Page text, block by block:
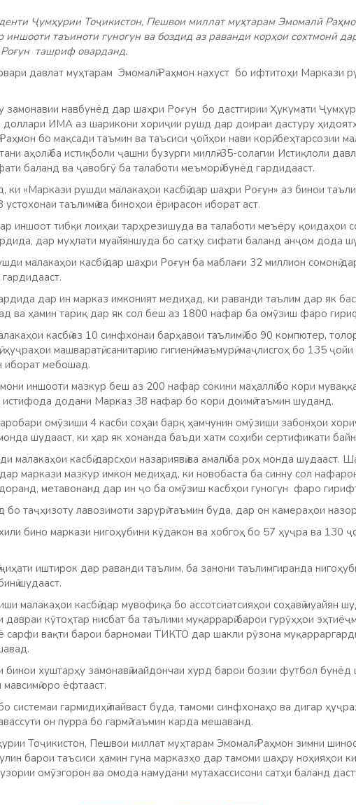
Ҷумҳурии Тоҷикистон, Пешвои миллат муҳтарам Эмомалӣ
иншооти таъиноти гуногун ва боздид аз раванди корҳои сохтмонӣ
Роғун ташриф оварданд.
давлат муҳтарам Эмомалӣ Раҳмон нахуст бо ифтитоҳи Маркази
замонавии навбунёд дар шаҳри Роғун бо дастгирии Ҳукумати
доллари ИМА аз шарикони хориҷии рушд дар доираи дастуру
бо мақсади таъмин ва таъсиси ҷойҳои нави корӣ, беҳтарсозии
аҳолӣ ба истиқболи ҷашни бузурги миллӣ-35-солагии Истиқлоли
баланд ва ҷавобгӯ ба талаботи меъморӣ бунёд гардидааст.
«Маркази рушди малакаҳои касбӣ дар шаҳри Роғун» аз бинои
таълимӣ ва биноҳои ёрирасон иборат аст.
иншоот тибқи лоиҳаи тарҳрезишуда ва талаботи меъёру қоидаҳои
дар муҳлати муайяншуда бо сатҳу сифати баланд анҷом дода
малакаҳои касбӣ дар шаҳри Роғун ба маблағи 32 миллион сомонӣ
дар ин марказ имконият медиҳад, ки раванди таълим дар як
ва ҳамин тариқ дар як сол беш аз 1800 нафар ба омӯзиш фаро
касбӣ аз 10 синфхонаи барҳавои таълимӣ бо 90 компютер,
машваратӣ, санитарию гигиенӣ, маъмурӣ, маҷлисгоҳ бо 135
иборат мебошад.
иншооти мазкур беш аз 200 нафар сокини маҳаллӣ бо кори
додани Марказ 38 нафар бо кори доимӣ таъмин шуданд.
омӯзиши 4 касби соҳаи барқ ҳамчунин омӯзиши забонҳои
шудааст, ки ҳар як хонанда баъди хатм соҳиби сертификати
малакаҳои касбӣ дарсҳои назариявӣ ва амалӣ ба роҳ монда шудааст.
маркази мазкур имкон медиҳад, ки новобаста ба синну сол
метавонанд дар ин ҷо ба омӯзиш касбҳои гуногун фаро
таҷҳизоту лавозимоти зарурӣ таъмин буда, дар он камераҳои
бино маркази нигоҳубини кӯдакон ва хобгоҳ бо 57 ҳуҷра ва 130
иштирок дар раванди таълим, ба занони таълимгиранда
шудааст.
малакаҳои касбӣ дар мувофиқа бо ассотсиатсияҳои соҳавӣ муайян
давраи кӯтоҳтар нисбат ба таълими муқаррарӣ барои гурӯҳҳои
сарфи вақти барои барномаи ТИКТО дар шакли рӯзона
бинои хуштарҳу замонавӣ майдончаи хурд барои бозии футбол
оро ёфтааст.
системаи гармидиҳӣ пайваст буда, тамоми синфхонаҳо ва дигар
он пурра бо гармӣ таъмин карда мешаванд.
Тоҷикистон, Пешвои миллат муҳтарам Эмомалӣ Раҳмон зимни
барои таъсиси ҳамин гуна марказҳо дар тамоми шаҳру ноҳияҳои
омӯзгорон ва омода намудани мутахассисони сатҳи баланд